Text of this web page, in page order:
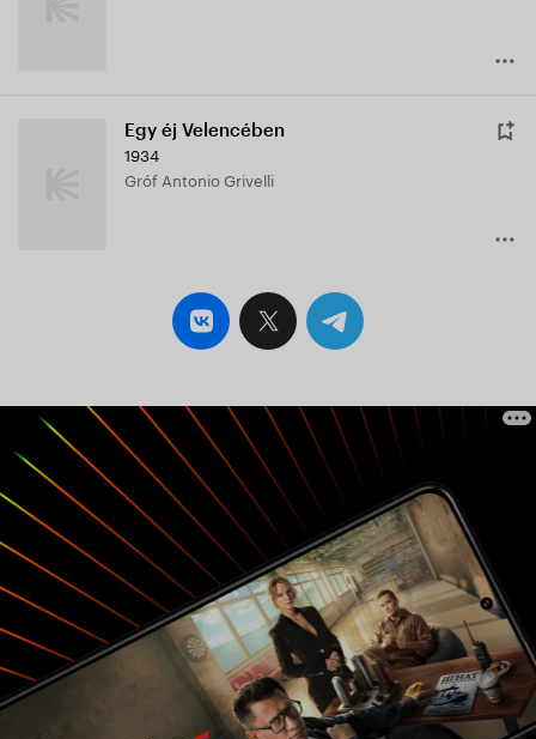
Egy éj Velencében
1934
Gróf Antonio Grivelli